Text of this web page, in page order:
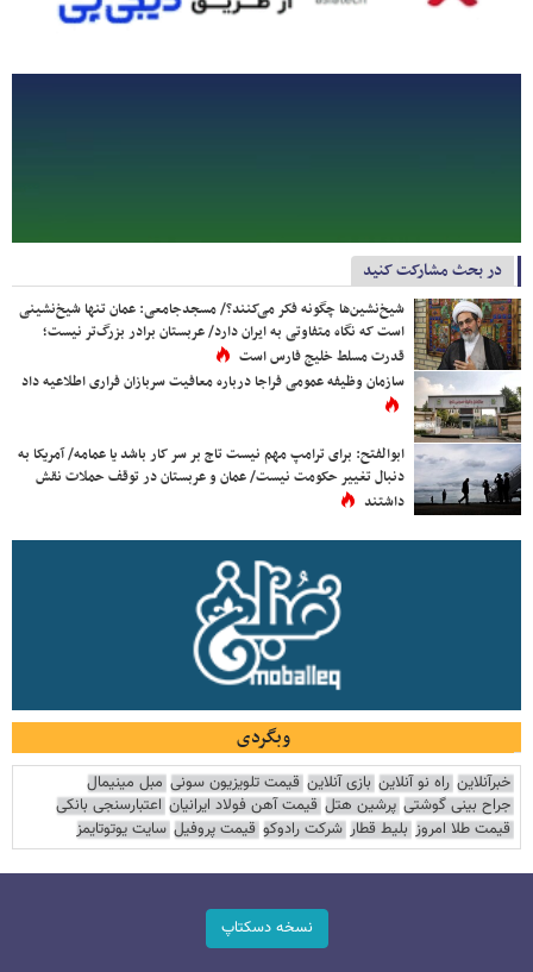
در بحث مشارکت کنید
شیخ‌نشین‌ها چگونه فکر می‌کنند؟/ مسجدجامعی: عمان تنها شیخ‌نشینی
است که نگاه متفاوتی به ایران دارد/ عربستان برادر بزرگ‌تر نیست؛
قدرت مسلط خلیج فارس است
سازمان وظیفه عمومی فراجا درباره معافیت سربازان فراری اطلاعیه داد
ابوالفتح: برای ترامپ مهم نیست تاج بر سر کار باشد یا عمامه/ آمریکا به
دنبال تغییر حکومت نیست/ عمان و عربستان در توقف حملات نقش
داشتند
وبگردی
خبرآنلاین راه نو آنلاین بازی آنلاین قیمت تلویزیون سونی مبل مینیمال
جراح بینی گوشتی پرشین هتل قیمت آهن فولاد ایرانیان اعتبارسنجی بانکی
قیمت طلا امروز بلیط قطار شرکت رادوکو قیمت پروفیل سایت یوتوتایمز
نسخه دسکتاپ